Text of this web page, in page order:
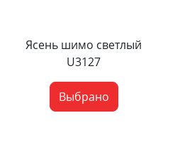
Ясень шимо светлый
U3127
Выбрано